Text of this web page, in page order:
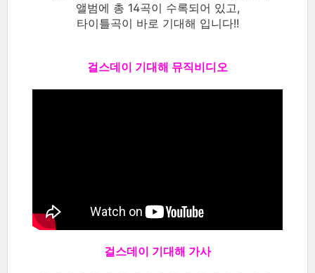
앨범에 총 14곡이 수록되어 있고,
타이틀곡이 바로 기대해 입니다!!
걸스데이 기대해 뮤직비디오
걸스데이 기대해 가사